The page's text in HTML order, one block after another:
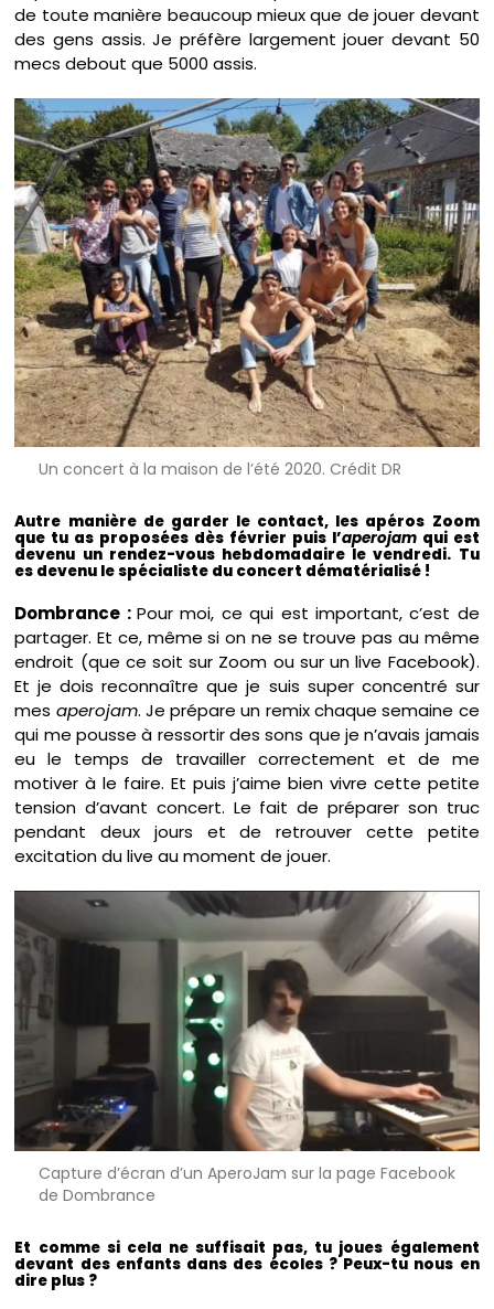
de toute manière beaucoup mieux que de jouer devant
des gens assis. Je préfère largement jouer devant 50
mecs debout que 5000 assis.
Un concert à la maison de l’été 2020. Crédit DR
Autre manière de garder le contact, les apéros Zoom
que tu as proposées dès février puis l’aperojamqui est
devenu un rendez-vous hebdomadaire le vendredi. Tu
es devenu le spécialiste du concert dématérialisé !
Dombrance :Pour moi, ce qui est important, c’est de
partager. Et ce, même si on ne se trouve pas au même
endroit (que ce soit sur Zoom ou sur un live Facebook).
Et je dois reconnaître que je suis super concentré sur
mes aperojam. Je prépare un remix chaque semaine ce
qui me pousse à ressortir des sons que je n’avais jamais
eu le temps de travailler correctement et de me
motiver à le faire. Et puis j’aime bien vivre cette petite
tension d’avant concert. Le fait de préparer son truc
pendant deux jours et de retrouver cette petite
excitation du live au moment de jouer.
Capture d’écran d’un AperoJam sur la page Facebook
de Dombrance
Et comme si cela ne suffisait pas, tu joues également
devant des enfants dans des écoles ? Peux-tu nous en
dire plus ?